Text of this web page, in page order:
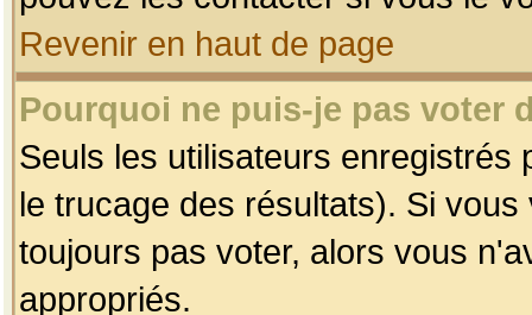
Revenir en haut de page
Pourquoi ne puis-je pas voter
Seuls les utilisateurs enregistrés
le trucage des résultats). Si
toujours pas voter, alors vous
appropriés.